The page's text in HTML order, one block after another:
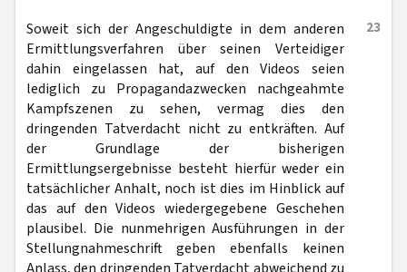
23
Soweit sich der Angeschuldigte in dem anderen
Ermittlungsverfahren über seinen Verteidiger
dahin eingelassen hat, auf den Videos seien
lediglich zu Propagandazwecken nachgeahmte
Kampfszenen zu sehen, vermag dies den
dringenden Tatverdacht nicht zu entkräften. Auf
der Grundlage der bisherigen
Ermittlungsergebnisse besteht hierfür weder ein
tatsächlicher Anhalt, noch ist dies im Hinblick auf
das auf den Videos wiedergegebene Geschehen
plausibel. Die nunmehrigen Ausführungen in der
Stellungnahmeschrift geben ebenfalls keinen